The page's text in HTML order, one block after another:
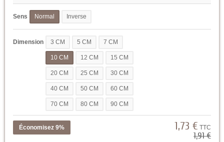
Sens Normal Inverse
Dimension 3 CM 5 CM 7 CM
10 CM 12 CM 15 CM
20 CM 25 CM 30 CM
40 CM 50 CM 60 CM
70 CM 80 CM 90 CM
Économisez 9% 1,73 € TTC
1,91 €